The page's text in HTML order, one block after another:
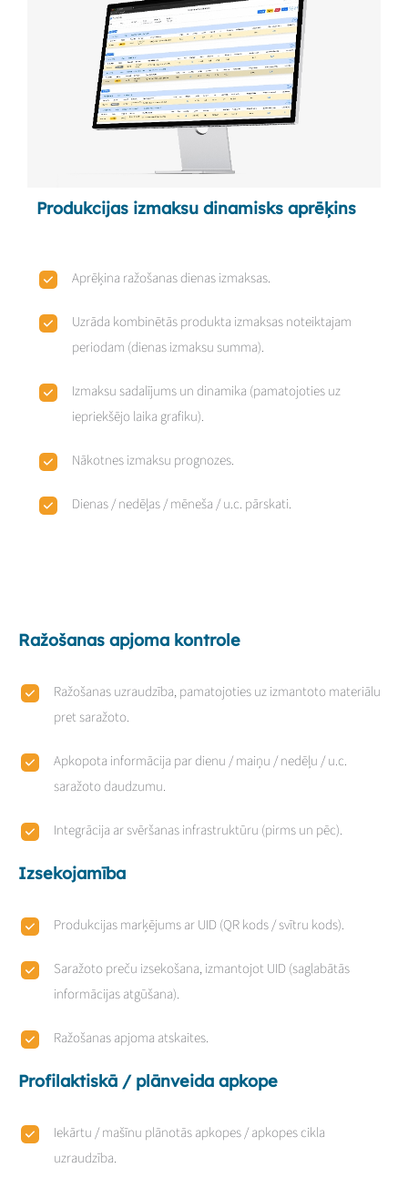
Produkcijas izmaksu dinamisks aprēķins
Aprēķina ražošanas dienas izmaksas.
Uzrāda kombinētās produkta izmaksas noteiktajam
periodam (dienas izmaksu summa).
Izmaksu sadalījums un dinamika (pamatojoties uz
iepriekšējo laika grafiku).
Nākotnes izmaksu prognozes.
Dienas / nedēļas / mēneša / u.c. pārskati.
Ražošanas apjoma kontrole
Ražošanas uzraudzība, pamatojoties uz izmantoto materiālu
pret saražoto.
Apkopota informācija par dienu / maiņu / nedēļu / u.c.
saražoto daudzumu.
Integrācija ar svēršanas infrastruktūru (pirms un pēc).
Izsekojamība
Produkcijas marķējums ar UID (QR kods / svītru kods).
Saražoto preču izsekošana, izmantojot UID (saglabātās
informācijas atgūšana).
Ražošanas apjoma atskaites.
Profilaktiskā / plānveida apkope
Iekārtu / mašīnu plānotās apkopes / apkopes cikla
uzraudzība.